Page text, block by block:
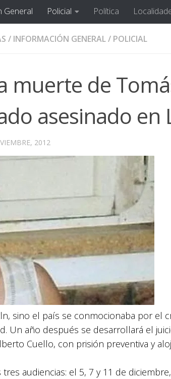
General Policial Política
/ INFORMACIÓN GENERAL/ POLICIAL
muerte de
asesinado en
2012
sino el país se conmocionaba por el
Un año después se desarrollará el
Cuello, con prisión preventiva y
tres audiencias: el 5, 7 y 11 de